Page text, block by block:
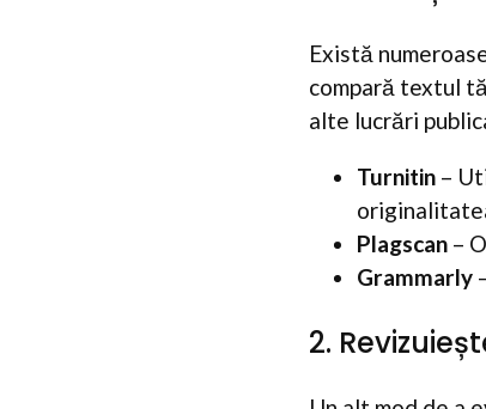
Există
compară textul
alte lucrări
Turnitin –
Plagscan –
Grammarly
2.